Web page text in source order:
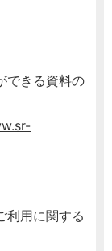
きる資料の
用に関する